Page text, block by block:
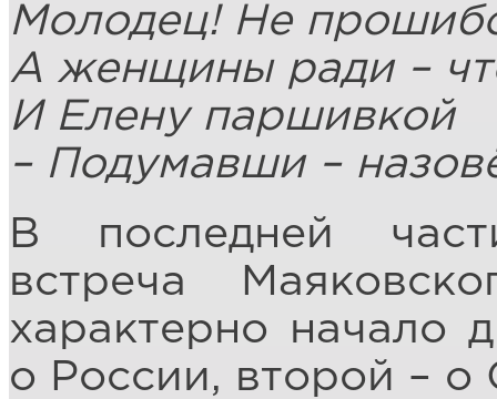
Молодец! Не
А женщины ради –
И Елену паршивкой
– Подумавши –
В последней
встреча
характерно начало
о России, второй – о